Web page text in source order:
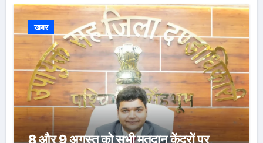
खबर
8 और 9 अगस्त को सभी मतदान केंद्रों पर